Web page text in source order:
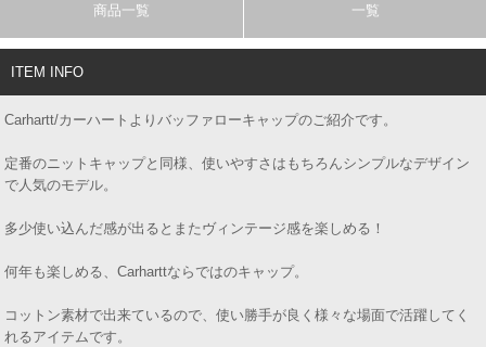
商品一覧
一覧
ITEM INFO
Carhartt/カーハートよりバッファローキャップのご紹介です。
定番のニットキャップと同様、使いやすさはもちろんシンプルなデザイン
で人気のモデル。
多少使い込んだ感が出るとまたヴィンテージ感を楽しめる！
何年も楽しめる、Carharttならではのキャップ。
コットン素材で出来ているので、使い勝手が良く様々な場面で活躍してく
れるアイテムです。